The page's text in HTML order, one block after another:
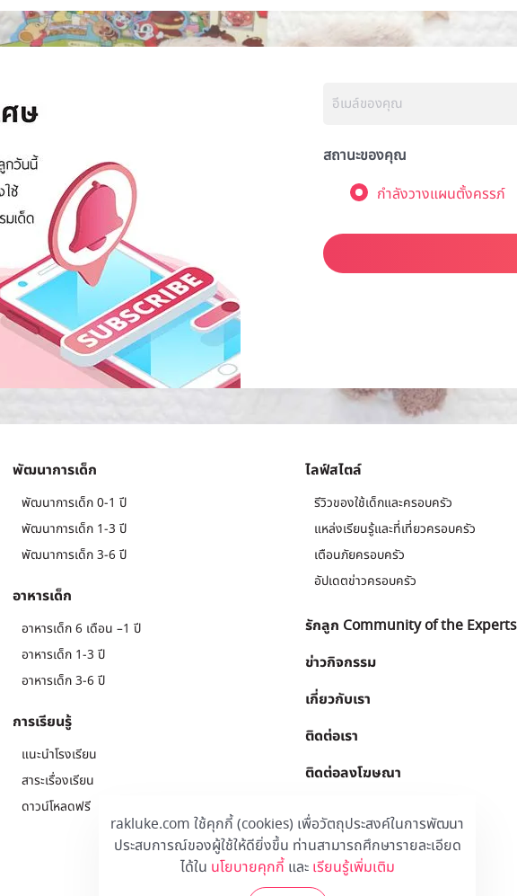
rakluke.com ใช้คุกกี้ (cookies) เพื่อวัตถุประสงค์ในการพัฒนา
ประสบการณ์ของผู้ใช้ให้ดียิ่งขึ้น ท่านสามารถศึกษารายละเอียด
ได้ใน นโยบายคุกกี้และ เรียนรู้เพิ่มเติม
สถานะของคุณ
กำลังวางแผนตั้งครรภ์
พัฒนาการเด็ก
พัฒนาการเด็ก 0-1 ปี
พัฒนาการเด็ก 1-3 ปี
พัฒนาการเด็ก 3-6 ปี
อาหารเด็ก
อาหารเด็ก 6 เดือน –1 ปี
อาหารเด็ก 1-3 ปี
อาหารเด็ก 3-6 ปี
การเรียนรู้
แนะนำโรงเรียน
สาระเรื่องเรียน
ดาวน์โหลดฟรี
ไลฟ์สไตล์
รีวิวของใช้เด็กและครอบครัว
แหล่งเรียนรู้และที่เที่ยวครอบครัว
เตือนภัยครอบครัว
อัปเดตข่าวครอบครัว
รักลูก Community of the Experts
ข่าวกิจกรรม
เกี่ยวกับเรา
ติดต่อเรา
ติดต่อลงโฆษณา